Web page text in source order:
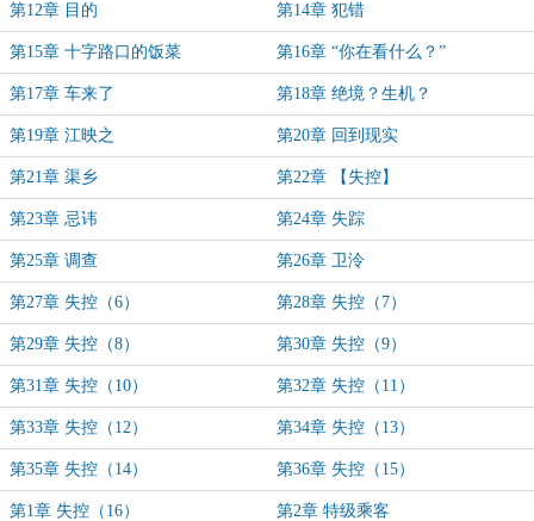
第12章 目的 第14章 犯错
第15章 十字路口的饭菜 第16章 “你在看什么？”
第17章 车来了 第18章 绝境？生机？
第19章 江映之 第20章 回到现实
第21章 渠乡 第22章 【失控】
第23章 忌讳 第24章 失踪
第25章 调查 第26章 卫泠
第27章 失控（6） 第28章 失控（7）
第29章 失控（8） 第30章 失控（9）
第31章 失控（10） 第32章 失控（11）
第33章 失控（12） 第34章 失控（13）
第35章 失控（14） 第36章 失控（15）
第1章 失控（16） 第2章 特级乘客